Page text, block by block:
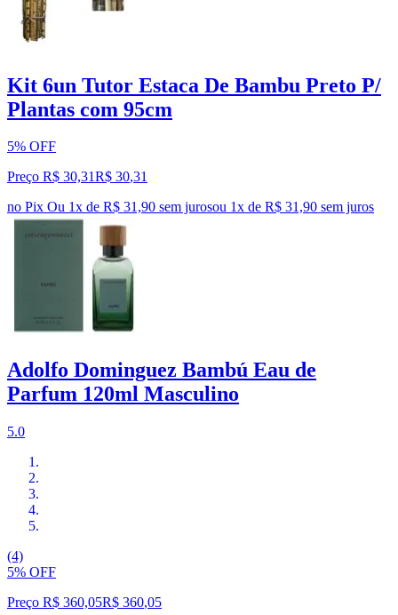
Kit 6un Tutor Estaca De Bambu Preto P/
Plantas com 95cm
5% OFF
Preço R$ 30,31R$ 30,31
no Pix Ou 1x de R$ 31,90 sem jurosou 1x de R$ 31,90 sem juros
Adolfo Dominguez Bambú Eau de
Parfum 120ml Masculino
5.0
(4)
5% OFF
Preço R$ 360,05R$ 360,05